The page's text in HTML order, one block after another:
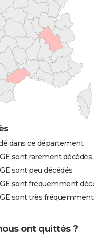
dans ce département
sont rarement décédés
sont peu décédés
sont fréquemment
sont très fréquemment
ont quittés ?